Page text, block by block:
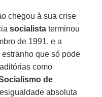
chegou à sua crise
socialista terminou
de 1991, e a
que só pode
como
de
absoluta